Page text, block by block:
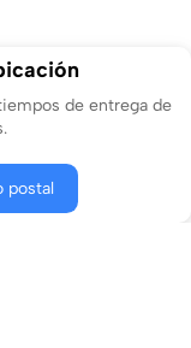
de entrega de
postalahora